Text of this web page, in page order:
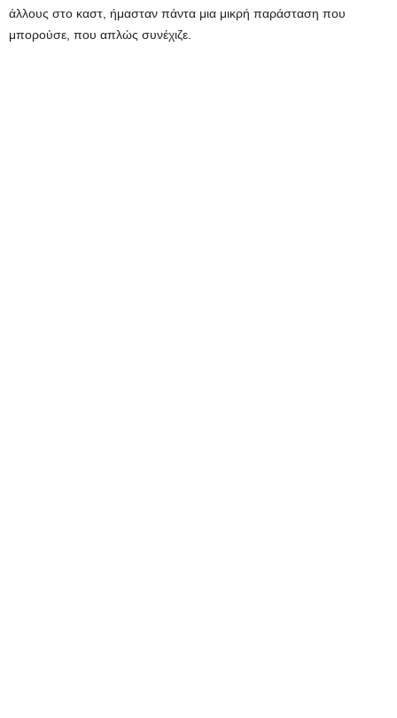
άλλους στο καστ, ήμασταν πάντα μια μικρή παράσταση που
μπορούσε, που απλώς συνέχιζε.